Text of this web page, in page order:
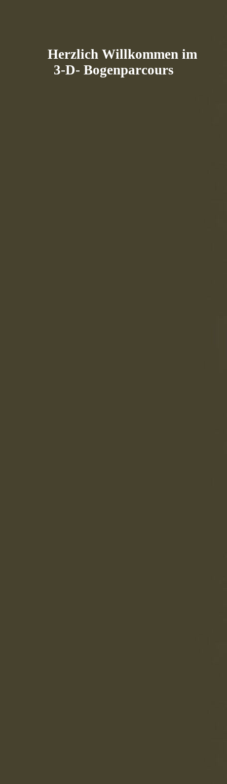
Herzlich Willkommen im
3-D- Bogenparcours